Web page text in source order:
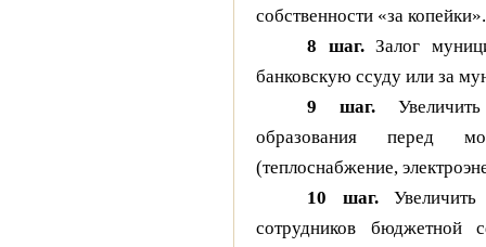
собственности «за копейки».
8 шаг.Залог
банковскую ссуду или за
9 шаг.
образования перед
(теплоснабжение,
10 шаг.Увеличить
сотрудников бюджетной